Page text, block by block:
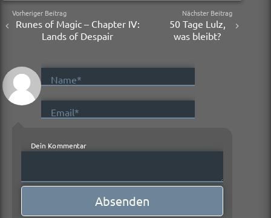
Vorheriger Beitrag
Runes of Magic – Chapter IV:
Lands of Despair
Nächster Beitrag
50 Tage Lulz,
was bleibt?
Name*
Email*
Dein Kommentar